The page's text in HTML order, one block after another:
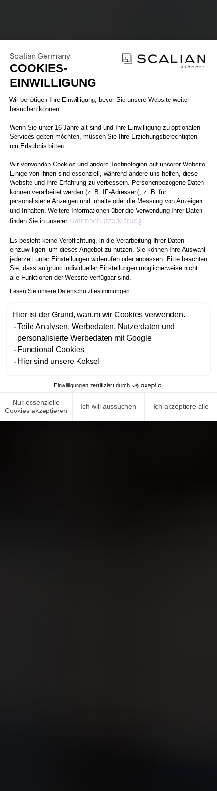
Scalian Germany
COOKIES-
EINWILLIGUNG
Einwilligungsmanagementplattform:
Wir benötigen Ihre Einwilligung, bevor Sie unsere Website weiter
besuchen können.
Wenn Sie unter 16 Jahre alt sind und Ihre Einwilligung zu optionalen
Services geben möchten, müssen Sie Ihre Erziehungsberechtigten
um Erlaubnis bitten.
Wir verwenden Cookies und andere Technologien auf unserer Website.
Einige von ihnen sind essenziell, während andere uns helfen, diese
Website und Ihre Erfahrung zu verbessern. Personenbezogene Daten
können verarbeitet werden (z. B. IP-Adressen), z. B. für
personalisierte Anzeigen und Inhalte oder die Messung von Anzeigen
und Inhalten. Weitere Informationen über die Verwendung Ihrer Daten
finden Sie in unserer Datenschutzerklärung
Es besteht keine Verpflichtung, in die Verarbeitung Ihrer Daten
einzuwilligen, um dieses Angebot zu nutzen. Sie können Ihre Auswahl
jederzeit unter Einstellungen widerrufen oder anpassen. Bitte beachten
Sie, dass aufgrund individueller Einstellungen möglicherweise nicht
alle Funktionen der Website verfügbar sind.
Lesen Sie unsere Datenschutzbestimmungen
Hier ist der Grund, warum wir Cookies verwenden.
Teile Analysen, Werbedaten, Nutzerdaten und
personalisierte Werbedaten mit Google
Functional Cookies
Hier sind unsere Kekse!
Einwilligungen zertifiziert durch
Nur essenzielle
Cookies akzeptieren
Ich will aussuchen Ich akzeptiere alle
Axeptio consent